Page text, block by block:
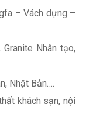
– Vách dựng –
Nhân tạo,
Nhật Bản….
khách sạn, nội